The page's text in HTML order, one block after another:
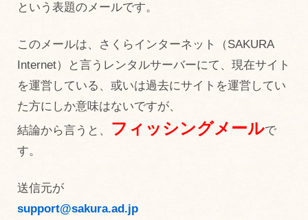
という表題のメールです。
このメールは、さくらインターネット（SAKURA
Internet）と言うレンタルサーバーにて、現在サイト
を運営している、或いは過去にサイトを運営してい
た方にしか意味はないですが、
結論から言うと、 フィッシングメールで
す。
送信元が
support@sakura.ad.jp